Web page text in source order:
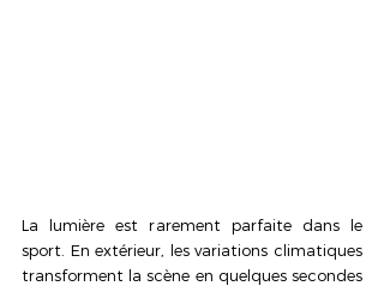
La lumière est rarement parfaite dans le
sport. En extérieur, les variations climatiques
transforment la scène en quelques secondes